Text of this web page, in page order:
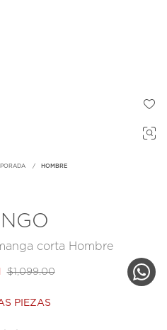
HOMBRE
corta Hombre
$1,099.00
PIEZAS